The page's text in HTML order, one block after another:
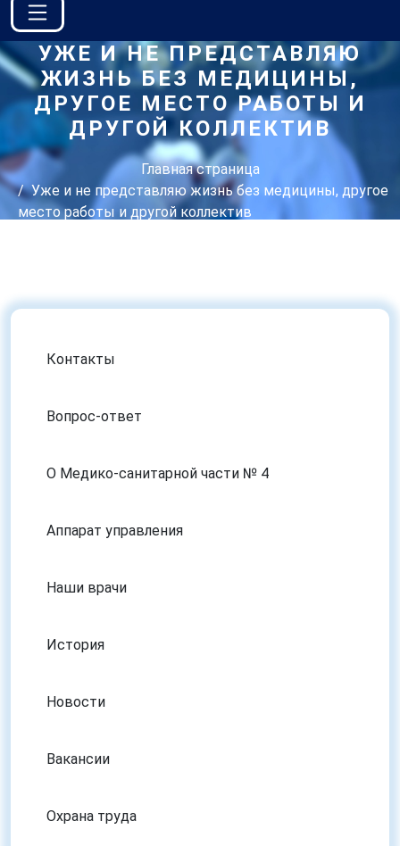
УЖЕ И НЕ ПРЕДСТАВЛЯЮ
ЖИЗНЬ БЕЗ МЕДИЦИНЫ,
ДРУГОЕ МЕСТО РАБОТЫ И
ДРУГОЙ КОЛЛЕКТИВ
Главная страница
Уже и не представляю жизнь без медицины, другое
место работы и другой коллектив
Контакты
Вопрос-ответ
О Медико-санитарной части № 4
Аппарат управления
Наши врачи
История
Новости
Вакансии
Охрана труда